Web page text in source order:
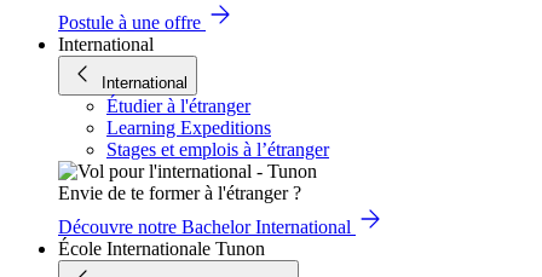
Postule à une offre
International
International
Étudier à l'étranger
Learning Expeditions
Stages et emplois à l’étranger
Envie de te former à l'étranger ?
Découvre notre Bachelor International
École Internationale Tunon